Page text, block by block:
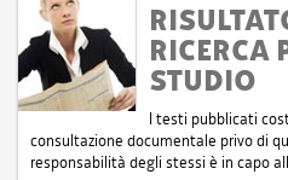
RICERCA
STUDIO
I testi pubblicati
consultazione documentale privo di
responsabilità degli stessi è in capo